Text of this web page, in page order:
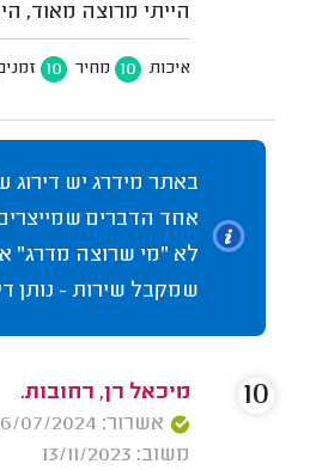
הייתי מרוצה מאוד,
איכות 10 מחיר 10
באתר מידרג יש דירוג
אחד הדברים
לא "מי שרוצה מדרג"
שמקבל שירות - נותן
מיכאל רן, רחובות.
אשרור: 16/07/2024
משוב: 13/11/2023
10